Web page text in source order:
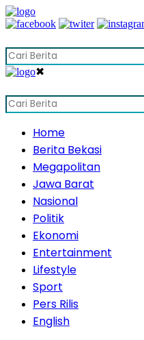
✖
Home
Berita Bekasi
Megapolitan
Jawa Barat
Nasional
Politik
Ekonomi
Entertainment
Lifestyle
Sport
Pers Rilis
English